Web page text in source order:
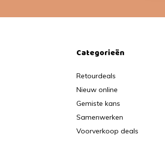
Categorieën
Retourdeals
Nieuw online
Gemiste kans
Samenwerken
Voorverkoop deals